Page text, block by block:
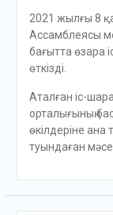
2021 жылғы 8
Ассамблеясы
бағытта өзара
өткізді.
Аталған іс-
орталығының
өкілдеріне
туындаған